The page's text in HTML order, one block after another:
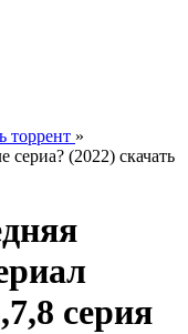
торрент »
(2022) скачать
серия